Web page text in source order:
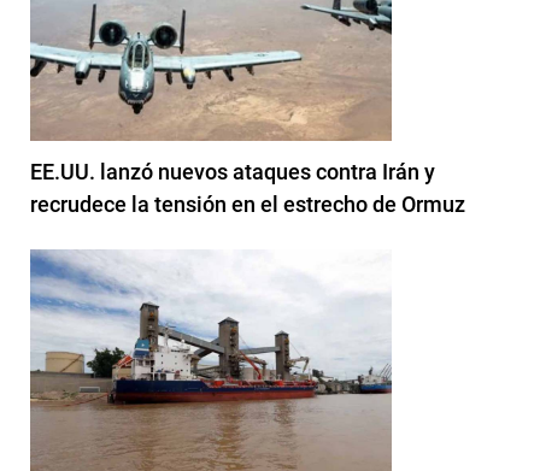
EE.UU. lanzó nuevos ataques contra Irán y
recrudece la tensión en el estrecho de Ormuz